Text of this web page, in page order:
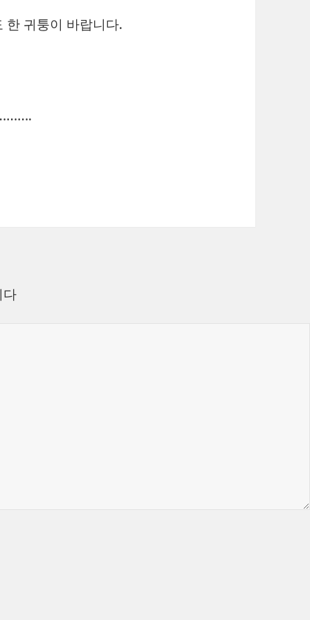
한 귀퉁이 바랍니다.
다